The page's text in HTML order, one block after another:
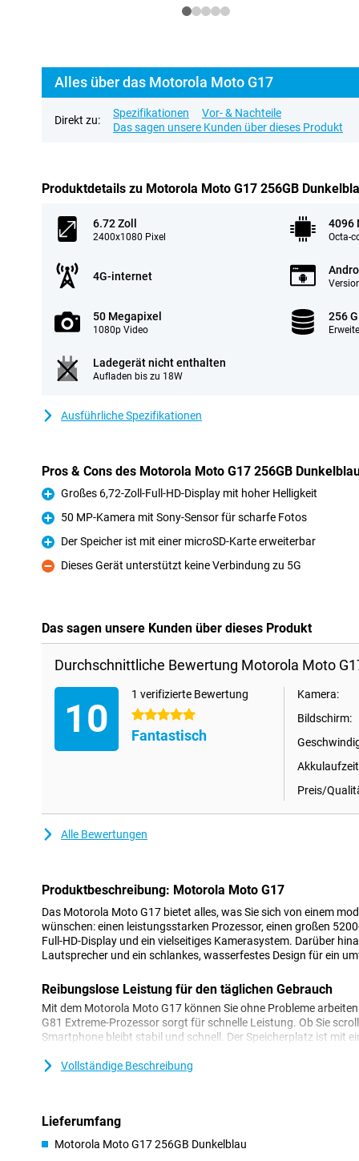
Alles über das Motorola Moto G17
Direkt zu:
Spezifikationen
Vor- & Nachteile
Das sagen unsere Kunden über dieses Produkt
Produktdetails zu Motorola Moto G17 256GB
6.72 Zoll
2400x1080 Pixel
4096
Octa-
4G-internet
50 Megapixel
1080p Video
256
Ladegerät nicht enthalten
Aufladen bis zu 18W
Ausführliche Spezifikationen
Pros & Cons des Motorola Moto G17 256GB
Pro
Großes 6,72-Zoll-Full-HD-Display mit hoher Helligkeit
Pro
50 MP-Kamera mit Sony-Sensor für scharfe Fotos
Pro
Der Speicher ist mit einer microSD-Karte erweiterbar
Kontra
Dieses Gerät unterstützt keine Verbindung zu 5G
Das sagen unsere Kunden über dieses Produkt
Durchschnittliche Bewertung Motorola Moto
10
1 verifizierte Bewertung
5 Sterne
Fantastisch
Kamera:
Bildschirm:
Preis/
Alle Bewertungen
Produktbeschreibung: Motorola Moto G17
Das Motorola Moto G17 bietet alles, was Sie sich von einem
wünschen: einen leistungsstarken Prozessor, einen großen
Full-HD-Display und ein vielseitiges Kamerasystem. Darüber
Lautsprecher und ein schlankes, wasserfestes Design für ein
Reibungslose Leistung für den täglichen Gebrauch
Mit dem Motorola Moto G17 können Sie ohne Probleme
G81 Extreme-Prozessor sorgt für schnelle Leistung. Ob Sie
Smartphone bleibt stabil und schnell. Der Speicherplatz ist mit
Sie mit einer Akkuladung bis zu zwei Tage lang arbeiten. Ideal,
Akku schnell aufgeladen, sodass Sie nie lange ohne Strom
Vollständige Beschreibung
Lieferumfang
Motorola Moto G17 256GB Dunkelblau